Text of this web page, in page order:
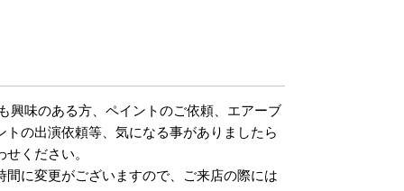
興味のある方、ペイントのご依頼、エアーブ
の出演依頼等、気になる事がありましたら
ください。
に変更がございますので、ご来店の際には